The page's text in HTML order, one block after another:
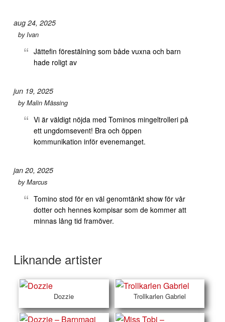
aug 24, 2025
byIvan
Jättefin förestälning som både vuxna och barn
hade roligt av
jun 19, 2025
byMalin Mässing
Vi är väldigt nöjda med Tominos mingeltrolleri på
ett ungdomsevent! Bra och öppen
kommunikation inför evenemanget.
jan 20, 2025
byMarcus
Tomino stod för en väl genomtänkt show för vår
dotter och hennes kompisar som de kommer att
minnas lång tid framöver.
Liknande artister
Dozzie Trollkarlen Gabriel